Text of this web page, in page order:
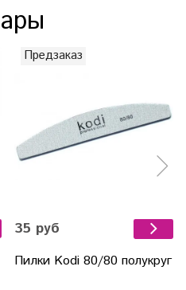
Предзаказ
35 руб
Пилки Kodi 80/80 полукруг